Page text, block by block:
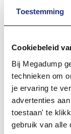
Toestemming
Cookiebeleid
Bij Megadump
technieken om
je ervaring te
advertenties
toestaan' te
gebruik van alle